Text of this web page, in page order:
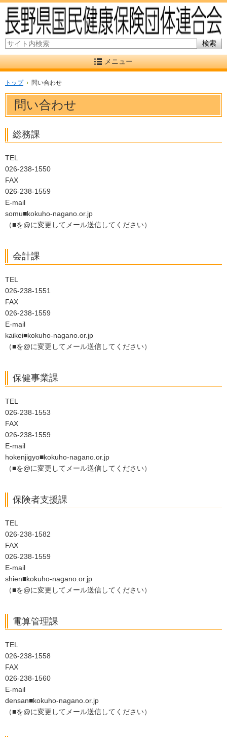
サイト内検索
メニュー
トップ › 問い合わせ
問い合わせ
総務課
TEL
026-238-1550
FAX
026-238-1559
E-mail
somu■kokuho-nagano.or.jp
（■を@に変更してメール送信してください）
会計課
TEL
026-238-1551
FAX
026-238-1559
E-mail
kaikei■kokuho-nagano.or.jp
（■を@に変更してメール送信してください）
保健事業課
TEL
026-238-1553
FAX
026-238-1559
E-mail
hokenjigyo■kokuho-nagano.or.jp
（■を@に変更してメール送信してください）
保険者支援課
TEL
026-238-1582
FAX
026-238-1559
E-mail
shien■kokuho-nagano.or.jp
（■を@に変更してメール送信してください）
電算管理課
TEL
026-238-1558
FAX
026-238-1560
E-mail
densan■kokuho-nagano.or.jp
（■を@に変更してメール送信してください）